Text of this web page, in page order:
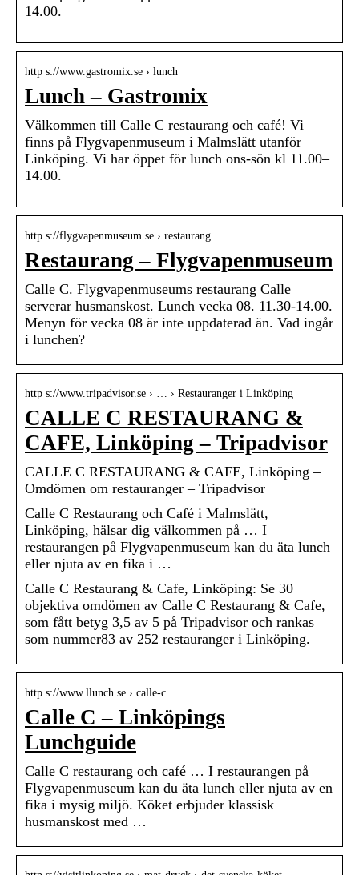
14.00.
http s://www.gastromix.se › lunch
Lunch – Gastromix
Välkommen till Calle C restaurang och café! Vi
finns på Flygvapenmuseum i Malmslätt utanför
Linköping. Vi har öppet för lunch ons-sön kl 11.00–
14.00.
http s://flygvapenmuseum.se › restaurang
Restaurang – Flygvapenmuseum
Calle C. Flygvapenmuseums restaurang Calle
serverar husmanskost. Lunch vecka 08. 11.30-14.00.
Menyn för vecka 08 är inte uppdaterad än. Vad ingår
i lunchen?
http s://www.tripadvisor.se › … › Restauranger i Linköping
CALLE C RESTAURANG &
CAFE, Linköping – Tripadvisor
CALLE C RESTAURANG & CAFE, Linköping –
Omdömen om restauranger – Tripadvisor
Calle C Restaurang och Café i Malmslätt,
Linköping, hälsar dig välkommen på … I
restaurangen på Flygvapenmuseum kan du äta lunch
eller njuta av en fika i …
Calle C Restaurang & Cafe, Linköping: Se 30
objektiva omdömen av Calle C Restaurang & Cafe,
som fått betyg 3,5 av 5 på Tripadvisor och rankas
som nummer83 av 252 restauranger i Linköping.
http s://www.llunch.se › calle-c
Calle C – Linköpings
Lunchguide
Calle C restaurang och café … I restaurangen på
Flygvapenmuseum kan du äta lunch eller njuta av en
fika i mysig miljö. Köket erbjuder klassisk
husmanskost med …